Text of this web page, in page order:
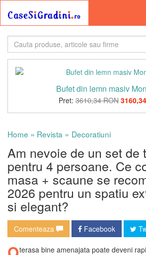
Bufet din lemn masiv
Pret: 3610,34 RON
Home » Revista » Decoratiuni
Am nevoie de un set de
pentru 4 persoane. Ce
masa + scaune se
2026 pentru un spatiu
si elegant?
Comenteaza Facebook
terasa bine amenajata poate deveni